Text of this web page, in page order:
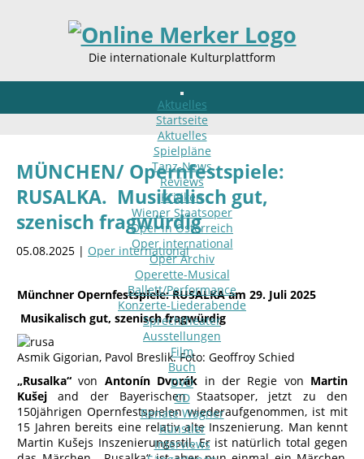
Die internationale Kulturplattform
Aktuelles
Startseite
Aktuelles
Spielpläne
Tanz-News
Reviews
Kritiken
Wiener Staatsoper
Oper in Österreich
Oper international
Oper Archiv
Operette-Musical
Ballett/Performance
Konzerte-Liederabende
Sprechtheater
Ausstellungen
Film
Buch
DVD
CD
Renate Wagner
Künstler
Interviews
MÜNCHEN/ Opernfestspiele:
RUSALKA. Musikalisch gut,
szenisch fragwürdig
05.08.2025 | Oper international
Münchner Opernfestspiele: RUSALKA am 29. Juli 2025
Musikalisch gut, szenisch fragwürdig
Asmik Gigorian, Pavol Breslik. Foto: Geoffroy Schied
„Rusalka“ von Antonín Dvorák in der Regie von Martin
Kušej and der Bayerischen Staatsoper, jetzt zu den
150jährigen Opernfestspielen wiederaufgenommen, ist mit
15 Jahren bereits eine relativ alte Inszenierung. Man kennt
Martin Kušejs Inszenierungsstil. Er ist natürlich total gegen